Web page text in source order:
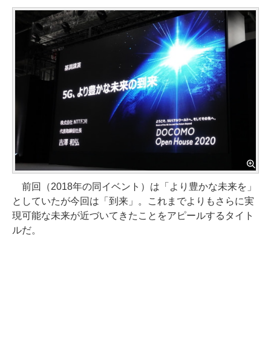
前回（2018年の同イベント）は「より豊かな未来を」
としていたが今回は「到来」。これまでよりもさらに実
現可能な未来が近づいてきたことをアピールするタイト
ルだ。